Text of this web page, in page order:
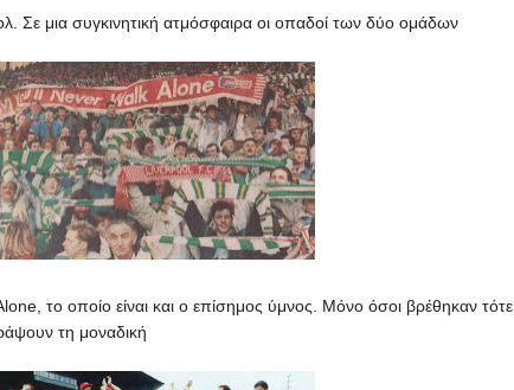
Σε μια συγκινητική ατμόσφαιρα οι οπαδοί των δύο ομάδων
το οποίο είναι και ο επίσημος ύμνος. Μόνο όσοι βρέθηκαν τότε
τη μοναδική